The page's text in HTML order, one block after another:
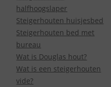
halfhoogslaper
Steigerhouten huisjesbed
Steigerhouten bed met
bureau
Wat is Douglas hout?
Wat is een steigerhouten
vide?